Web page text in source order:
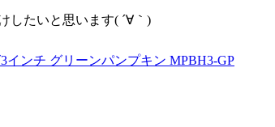
したいと思います( ´∀｀)
ンチ グリーンパンプキン MPBH3-GP